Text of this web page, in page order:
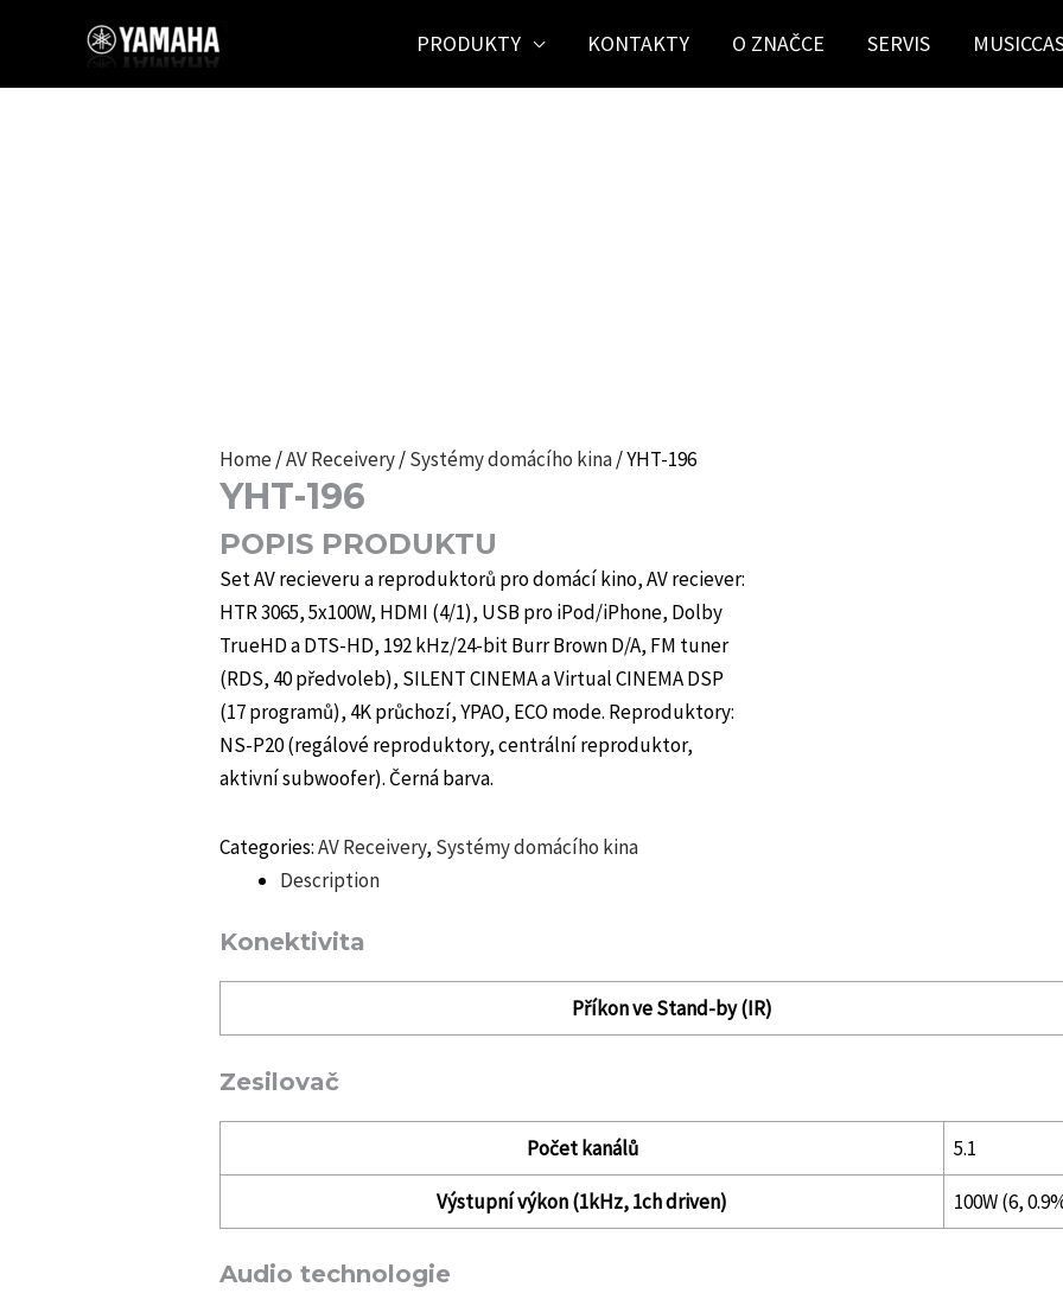
obsah
PRODUKTY KONTAKTY O ZNAČCE SERVIS
Home/AV Receivery/Systémy domácího kina/ YHT-196
YHT-196
POPIS PRODUKTU
Set AV recieveru a reproduktorů pro domácí kino, AV reciever:
HTR 3065, 5x100W, HDMI (4/1), USB pro iPod/iPhone, Dolby
TrueHD a DTS-HD, 192 kHz/24-bit Burr Brown D/A, FM tuner
(RDS, 40 předvoleb), SILENT CINEMA a Virtual CINEMA DSP
(17 programů), 4K průchozí, YPAO, ECO mode. Reproduktory:
NS-P20 (regálové reproduktory, centrální reproduktor,
aktivní subwoofer). Černá barva.
Categories:AV Receivery, Systémy domácího kina
Description
Konektivita
Příkon ve Stand-by (IR)
Zesilovač
Počet kanálů 5.1
Výstupní výkon (1kHz, 1ch driven) 100W (6,
Audio technologie